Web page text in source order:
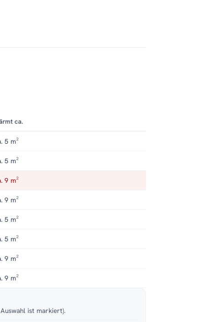
ca.
5 m²
5 m²
9 m²
9 m²
5 m²
5 m²
9 m²
9 m²
ist markiert).